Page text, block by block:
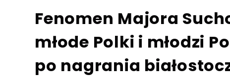
Fenomen Majora
młode Polki i młodzi
po nagrania